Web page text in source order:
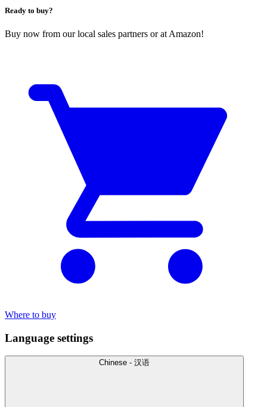
Ready to buy?
Buy now from our local sales partners or at Amazon!
Where to buy
Language settings
Chinese - 汉语